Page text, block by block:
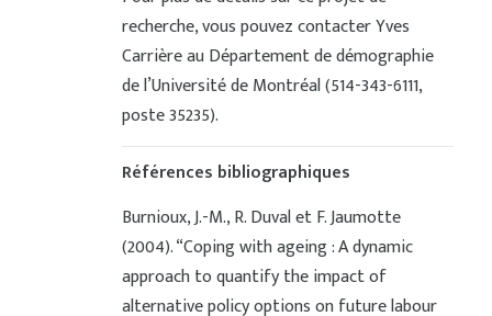
recherche, vous pouvez contacter Yves
Carrière au Département de démographie
de l’Université de Montréal (514-343-6111,
poste 35235).
Références bibliographiques
Burnioux, J.-M., R. Duval et F. Jaumotte
(2004). “Coping with ageing : A dynamic
approach to quantify the impact of
alternative policy options on future labour